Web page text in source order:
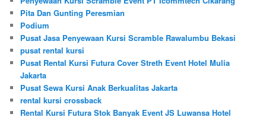
Pita Dan Gunting Peresmian
Podium
Pusat Jasa Penyewaan Kursi Scramble Rawalumbu Bekasi
pusat rental kursi
Pusat Rental Kursi Futura Cover Streth Event Hotel Mulia
Jakarta
Pusat Sewa Kursi Anak Berkualitas Jakarta
rental kursi crossback
Rental Kursi Futura Stok Banyak Event JS Luwansa Hotel